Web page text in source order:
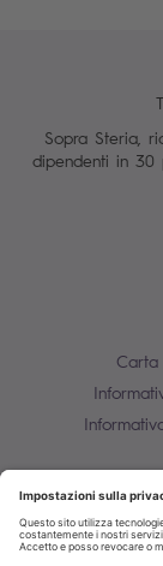
Sopra Steria,
dipendenti in 30